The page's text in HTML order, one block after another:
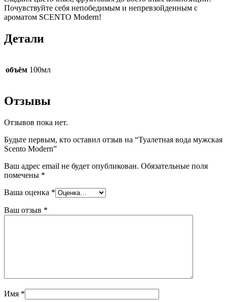
Почувствуйте себя непобедимым и непревзойденным с
ароматом SCENTO Modern!
Детали
объём 100мл
Отзывы
Отзывов пока нет.
Будьте первым, кто оставил отзыв на “Туалетная вода мужская
Scento Modern”
Ваш адрес email не будет опубликован. Обязательные поля
помечены *
Ваша оценка *
Ваш отзыв *
Имя *